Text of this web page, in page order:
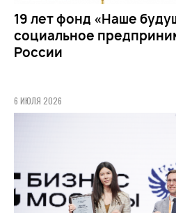
19 лет фонд «Наше
социальное
России
6 ИЮЛЯ 2026